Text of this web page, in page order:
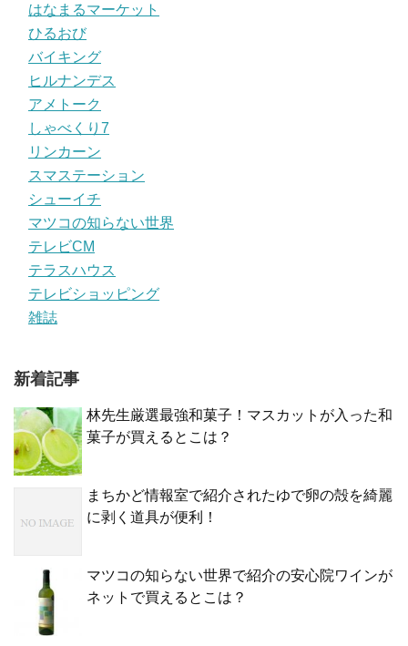
はなまるマーケット
ひるおび
バイキング
ヒルナンデス
アメトーク
しゃべくり7
リンカーン
スマステーション
シューイチ
マツコの知らない世界
テレビCM
テラスハウス
テレビショッピング
雑誌
新着記事
林先生厳選最強和菓子！マスカットが入った和
菓子が買えるとこは？
まちかど情報室で紹介されたゆで卵の殻を綺麗
に剥く道具が便利！
マツコの知らない世界で紹介の安心院ワインが
ネットで買えるとこは？